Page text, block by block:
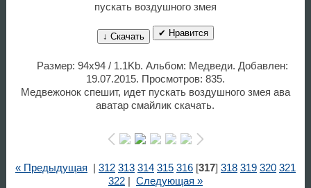
пускать воздушного змея
↓ Скачать ✔ Нравится
Размер: 94x94 / 1.1Kb. Альбом: Медведи. Добавлен:
19.07.2015. Просмотров: 835.
Медвежонок спешит, идет пускать воздушного змея ава
аватар смайлик скачать.
« Предыдущая 312 313 314 315 316[317] 318 319 320 321
322| Следующая »